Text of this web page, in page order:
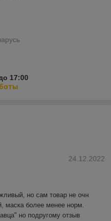
17:00
24.12.2022
но сам товар не очн
маска более менее норм.
но подругому отзыв